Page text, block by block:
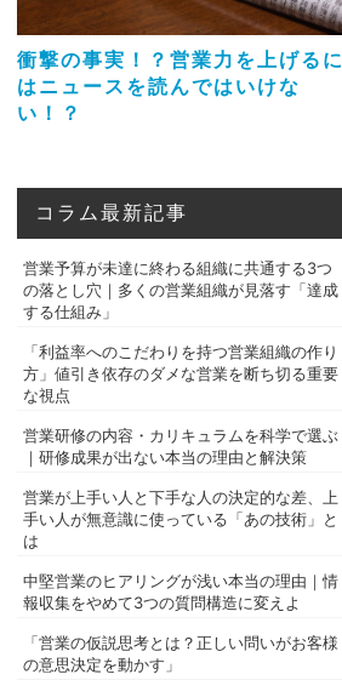
衝撃の事実！？営業力を上げるに
はニュースを読んではいけな
い！？
コラム最新記事
営業予算が未達に終わる組織に共通する3つ
の落とし穴｜多くの営業組織が見落す「達成
する仕組み」
「利益率へのこだわりを持つ営業組織の作り
方」値引き依存のダメな営業を断ち切る重要
な視点
営業研修の内容・カリキュラムを科学で選ぶ
｜研修成果が出ない本当の理由と解決策
営業が上手い人と下手な人の決定的な差、上
手い人が無意識に使っている「あの技術」と
は
中堅営業のヒアリングが浅い本当の理由｜情
報収集をやめて3つの質問構造に変えよ
「営業の仮説思考とは？正しい問いがお客様
の意思決定を動かす」